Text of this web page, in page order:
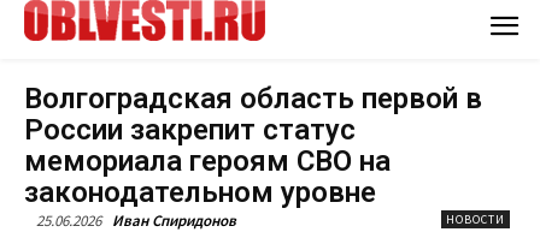
Волгоградская область первой в
России закрепит статус
мемориала героям СВО на
законодательном уровне
25.06.2026 Иван Спиридонов НОВОСТИ